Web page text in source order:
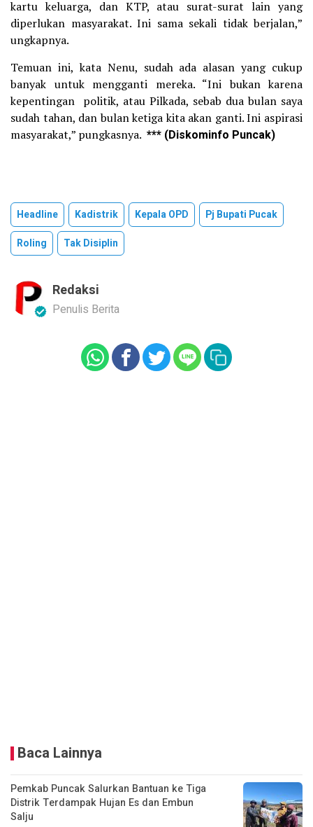
kartu keluarga, dan KTP, atau surat-surat lain yang
diperlukan masyarakat. Ini sama sekali tidak berjalan,”
ungkapnya.
Temuan ini, kata Nenu, sudah ada alasan yang cukup
banyak untuk mengganti mereka. “Ini bukan karena
kepentingan politik, atau Pilkada, sebab dua bulan saya
sudah tahan, dan bulan ketiga kita akan ganti. Ini aspirasi
masyarakat,” pungkasnya. *** (Diskominfo Puncak)
Headline Kadistrik Kepala OPD
Pj Bupati Pucak
Roling
Tak Disiplin
Redaksi
Penulis Berita
Baca Lainnya
Pemkab Puncak Salurkan Bantuan ke Tiga
Distrik Terdampak Hujan Es dan Embun
Salju